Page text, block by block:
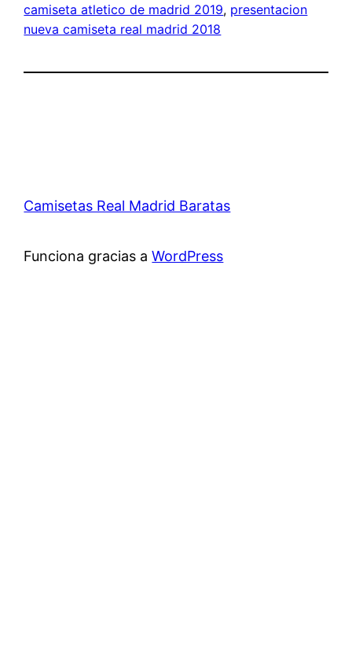
camiseta atletico de madrid 2019, presentacion
nueva camiseta real madrid 2018
Camisetas Real Madrid Baratas
Funciona gracias aWordPress